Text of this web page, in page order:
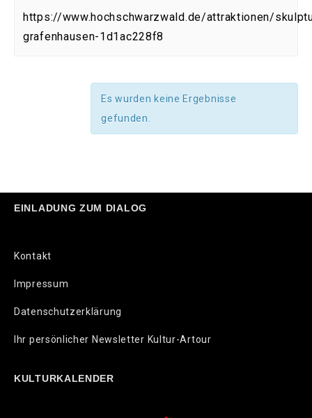
https://www.hochschwarzwald.de/attraktionen/
grafenhausen-1d1ac228f8
Es wurden keine Ergebnisse
gefunden.
EINLADUNG ZUM DIALOG
Kontakt
Impressum
Datenschutzerklärung
Ihr persönlicher Newsletter Kultur-Artour
KULTURKALENDER